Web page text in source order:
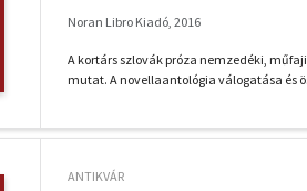
Noran Libro Kiadó, 2016
A kortárs szlovák próza nemzedéki,
mutat. A novellaantológia válogatása és
ANTIKVÁR